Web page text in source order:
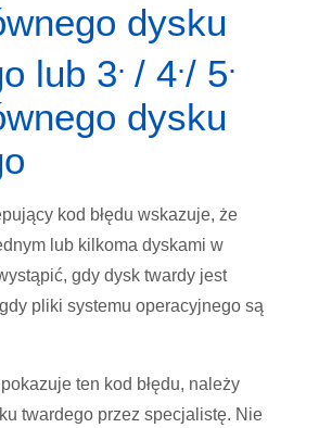
dysku
lub 3. / 4./ 5.
dysku
kod błędu wskazuje, że
lub kilkoma dyskami w
gdy dysk twardy jest
pliki systemu operacyjnego są
ten kod błędu, należy
twardego przez specjalistę. Nie